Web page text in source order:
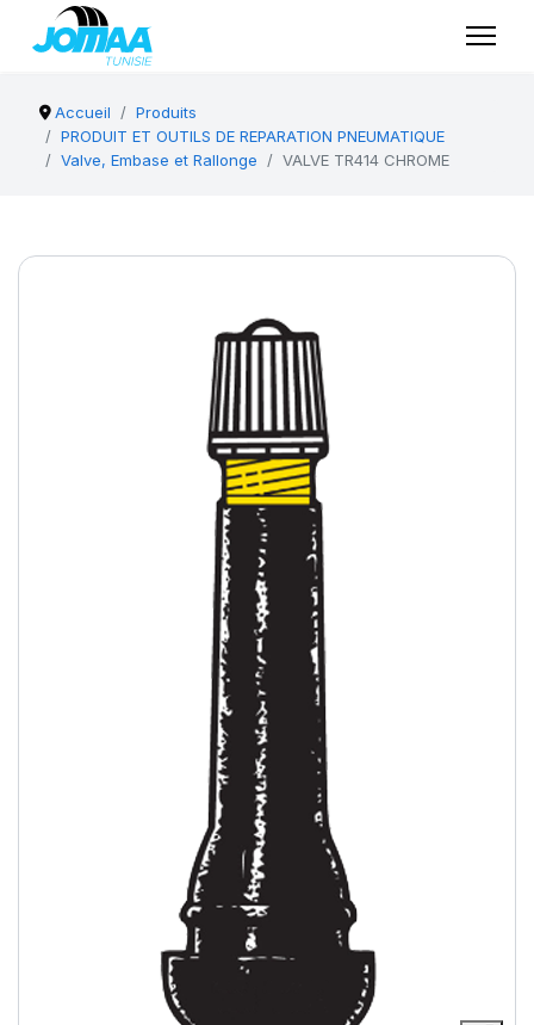
Accueil
Produits
PRODUIT ET OUTILS DE REPARATION PNEUMATIQUE
Valve, Embase et Rallonge
VALVE TR414 CHROME